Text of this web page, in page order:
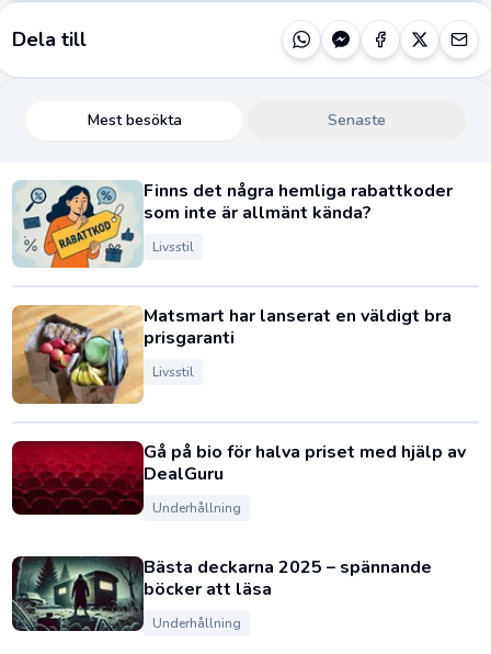
Dela till
Mest besökta Senaste
Finns det några hemliga rabattkoder
som inte är allmänt kända?
Livsstil
Matsmart har lanserat en väldigt bra
prisgaranti
Livsstil
Gå på bio för halva priset med hjälp av
DealGuru
Underhållning
Bästa deckarna 2025 – spännande
böcker att läsa
Underhållning